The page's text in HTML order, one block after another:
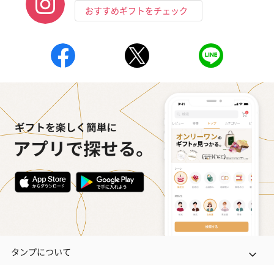
おすすめギフトをチェック
タンプについて